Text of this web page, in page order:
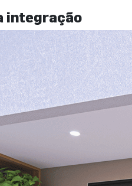
integração